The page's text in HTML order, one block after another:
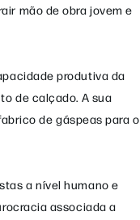
mão de obra jovem e
produtiva da
de calçado. A sua
de gáspeas para o
a nível humano e
associada a